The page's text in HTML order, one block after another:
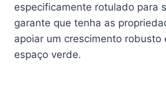
especificamente rotulado para
garante que tenha as
apoiar um crescimento robusto
espaço verde.